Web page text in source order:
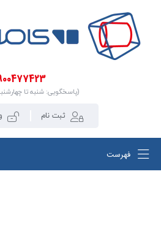
(پاسخگویی: شنبه تا چهارشنبه ۱۰ الی
ثبت نام
فهرست